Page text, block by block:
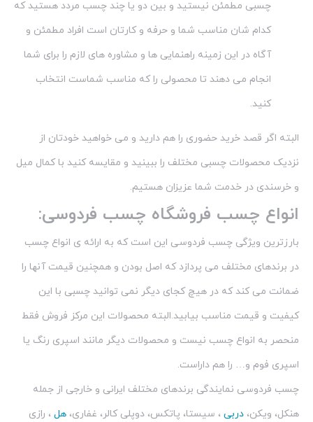
انجام می دهند تا محصولی را که مناسب شماست انتخاب
کنید.
البته اگر قصد خرید حضوری را هم دارید و می خواهید خودتان از
نزدیک محصولات چسبی مختلف را ببینید و مقایسه کنید با کمال میل
انواع چسب فروشگاه چسب فردوسی:
ضمانت می کند که در هیچ کجای دیگر نمی توانید چسبی با این
کیفیت و قیمت مناسب بیابید.البته محصولات این مرکز فروش فقط
منحصر به انواع چسب نیست و محصولات دیگر مانند اسپری رنگ یا
اسپری فوم و… را هم داراست.
چسب فردوسی نمایندگی برندهای مختلف ایرانی و خارجی از جمله
هنکل، ویکن، دربی ، سیستا، پاتکس، دوپلی کالر، غفاری،هل، رازی
و… را دراست و حتما می توانید چسب و محصول مورد نظرتان را در
این فروشگاه بیابید. از انواع چسب موجود در فروشگاه چسب فردوسی